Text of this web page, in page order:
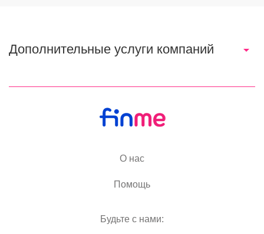
Дополнительные услуги компаний
О нас
Помощь
Будьте с нами: